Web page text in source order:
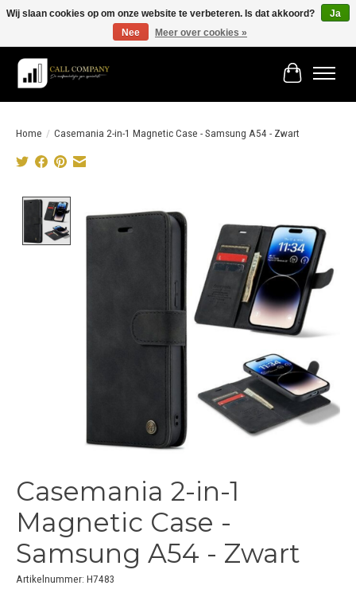
Vóór 19:00 besteld morgen in huis!
Winkelwagen
Home / Casemania 2-in-1 Magnetic Case - Samsung A54 - Zwart
Casemania 2-in-1
Magnetic Case -
Samsung A54 - Zwart
Artikelnummer: H7483
Wij slaan cookies op om onze website te verbeteren. Is dat akkoord?
Ja
Nee
Meer over cookies »